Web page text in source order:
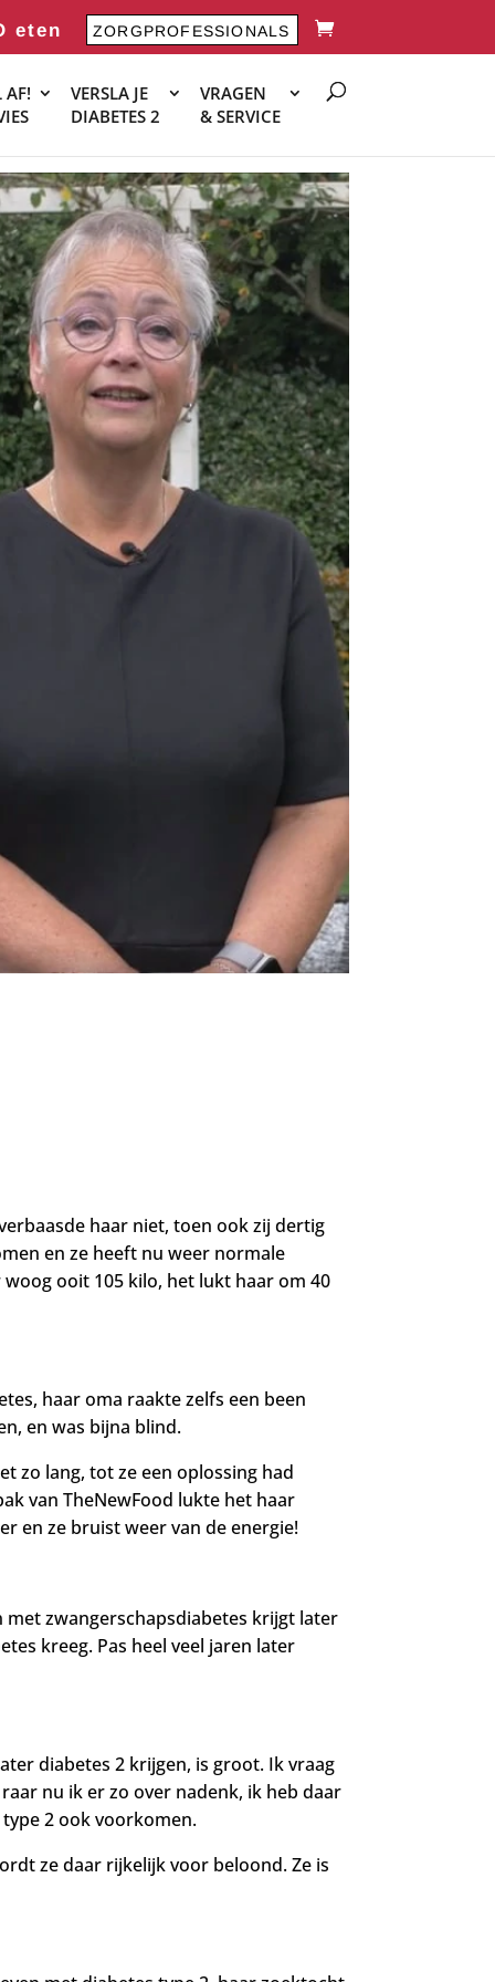
eten ZORGPROFESSIONALS
AF!
VERSLA JE
DIABETES 2
VRAGEN
& SERVICE
haar niet, toen ook zij dertig
en ze heeft nu weer normale
woog ooit 105 kilo, het lukt haar om 40
haar oma raakte zelfs een been
en was bijna blind.
zo lang, tot ze een oplossing had
van TheNewFood lukte het haar
en ze bruist weer van de energie!
zwangerschapsdiabetes krijgt later
kreeg. Pas heel veel jaren later
diabetes 2 krijgen, is groot. Ik vraag
nu ik er zo over nadenk, ik heb daar
2 ook voorkomen.
ze daar rijkelijk voor beloond. Ze is